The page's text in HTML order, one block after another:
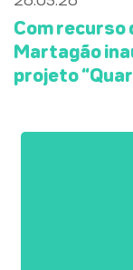
Com recurso
Martagão
projeto